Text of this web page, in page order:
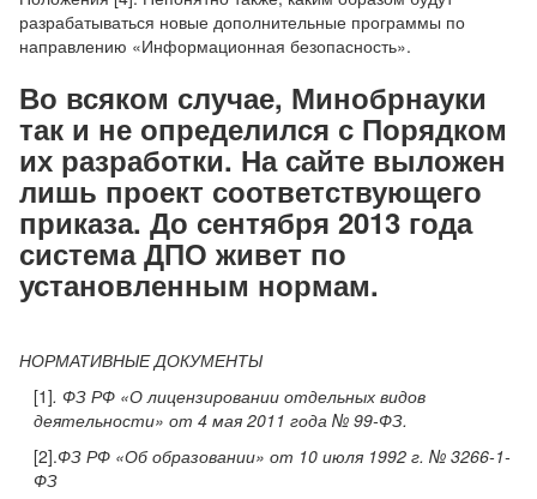
разрабатываться новые дополнительные программы по
направлению «Информационная безопасность».
Во всяком случае, Минобрнауки
так и не определился с Порядком
их разработки. На сайте выложен
лишь проект соответствующего
приказа. До сентября 2013 года
система ДПО живет по
установленным нормам.
НОРМАТИВНЫЕ ДОКУМЕНТЫ
[1]. ФЗ РФ «О лицензировании отдельных видов
деятельности» от 4 мая 2011 года № 99-ФЗ.
[2].ФЗ РФ «Об образовании» от 10 июля 1992 г. № 3266-1-
ФЗ